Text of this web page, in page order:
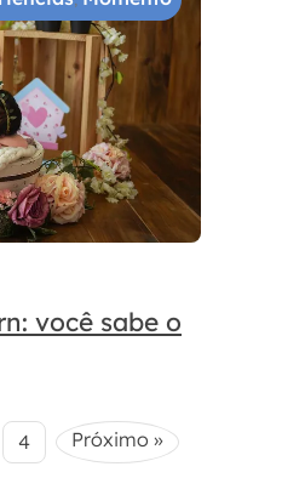
você sabe o
4 Próximo »